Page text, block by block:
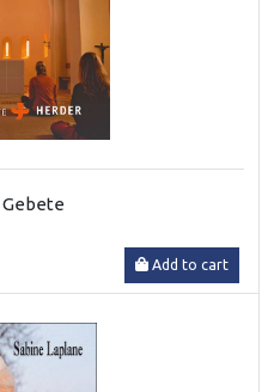
Gebete
Add to cart